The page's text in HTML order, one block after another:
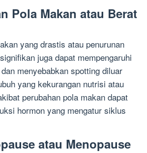
Pola Makan atau Berat
yang drastis atau penurunan
juga dapat mempengaruhi
menyebabkan spotting diluar
yang kekurangan nutrisi atau
perubahan pola makan dapat
hormon yang mengatur siklus
atau Menopause